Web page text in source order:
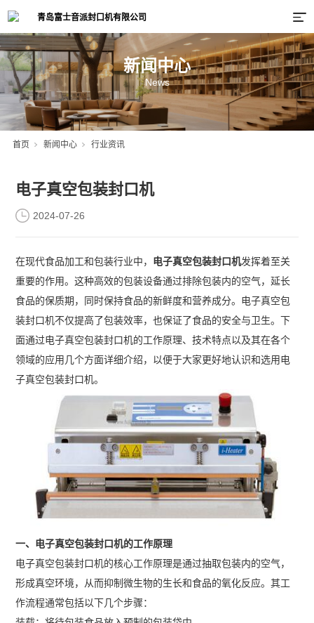
新闻中心
News
首页 新闻中心 行业资讯
电子真空包装封口机
2024-07-26
在现代食品加工和包装行业中， 电子真空包装封口机发挥着至关
重要的作用。这种高效的包装设备通过排除包装内的空气，延长
食品的保质期，同时保持食品的新鲜度和营养成分。电子真空包
装封口机不仅提高了包装效率，也保证了食品的安全与卫生。下
面通过电子真空包装封口机的工作原理、技术特点以及其在各个
领域的应用几个方面详细介绍，以便于大家更好地认识和选用电
子真空包装封口机。
一、电子真空包装封口机的工作原理
电子真空包装封口机的核心工作原理是通过抽取包装内的空气，
形成真空环境，从而抑制微生物的生长和食品的氧化反应。其工
作流程通常包括以下几个步骤：